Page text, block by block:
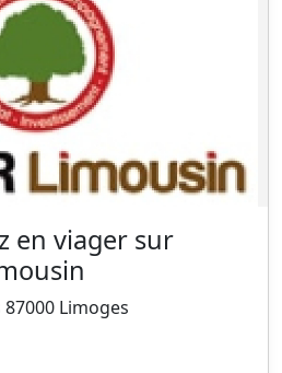
en viager sur
Limoges